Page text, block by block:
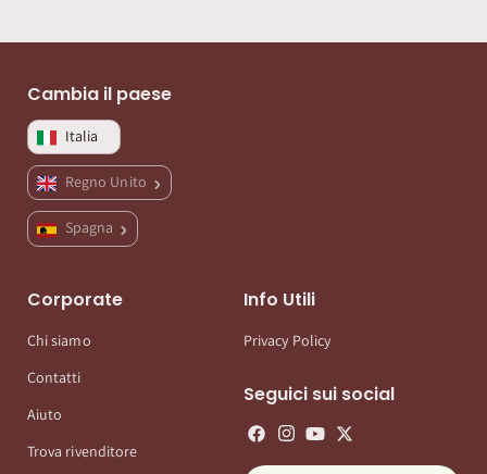
Cambia il paese
Italia
Regno Unito
Spagna
Corporate
Chi siamo
Contatti
Aiuto
Trova rivenditore
Info Utili
Privacy Policy
Seguici sui social